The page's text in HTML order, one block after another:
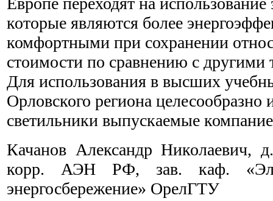
которые являются более
комфортными при сохранении
стоимости по сравнению с другими
Для использования в высших
Орловского региона целесообразно
светильники выпускаемые
Качанов Александр Николаевич,
корр. АЭН РФ, зав. каф.
энергосбережение» ОрелГТУ